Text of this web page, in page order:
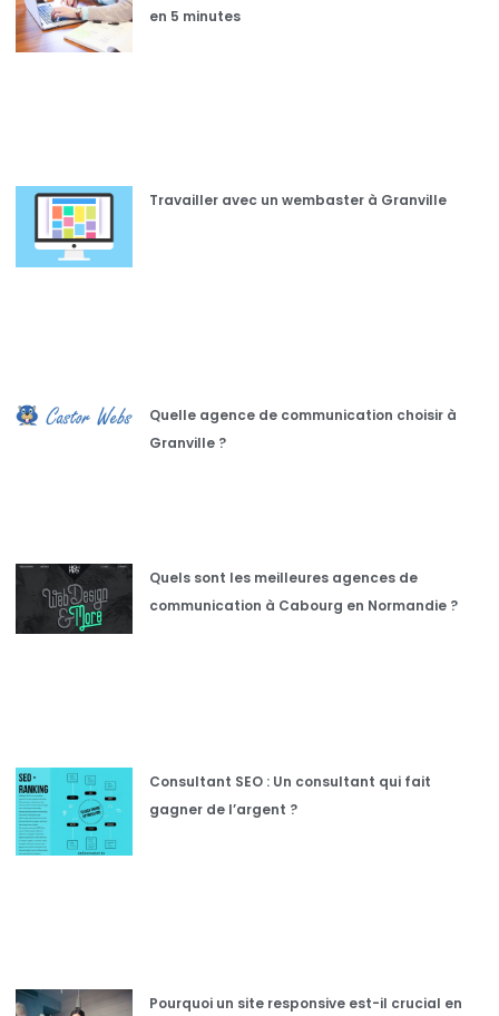
en 5 minutes
Travailler avec un wembaster à Granville
Quelle agence de communication choisir à
Granville ?
Quels sont les meilleures agences de
communication à Cabourg en Normandie ?
Consultant SEO : Un consultant qui fait
gagner de l’argent ?
Pourquoi un site responsive est-il crucial en